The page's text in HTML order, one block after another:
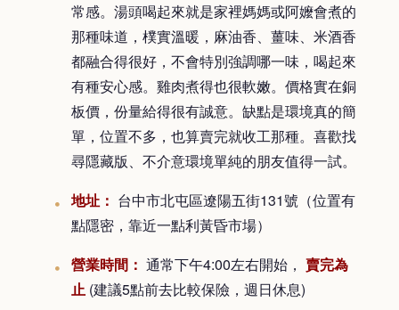
常感。湯頭喝起來就是家裡媽媽或阿嬤會煮的
那種味道，樸實溫暖，麻油香、薑味、米酒香
都融合得很好，不會特別強調哪一味，喝起來
有種安心感。雞肉煮得也很軟嫩。價格實在銅
板價，份量給得很有誠意。缺點是環境真的簡
單，位置不多，也算賣完就收工那種。喜歡找
尋隱藏版、不介意環境單純的朋友值得一試。
地址： 台中市北屯區遼陽五街131號（位置有
點隱密，靠近一點利黃昏市場）
營業時間： 通常下午4:00左右開始， 賣完為
止 (建議5點前去比較保險，週日休息)